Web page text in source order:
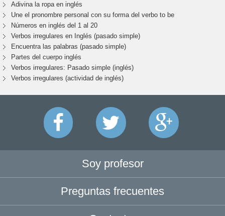
Adivina la ropa en inglés
Une el pronombre personal con su forma del verbo to be
Números en inglés del 1 al 20
Verbos irregulares en Inglés (pasado simple)
Encuentra las palabras (pasado simple)
Partes del cuerpo inglés
Verbos irregulares: Pasado simple (inglés)
Verbos irregulares (actividad de inglés)
Soy profesor
Preguntas frecuentes